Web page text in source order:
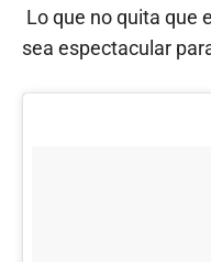
Lo que no quita que
sea espectacular